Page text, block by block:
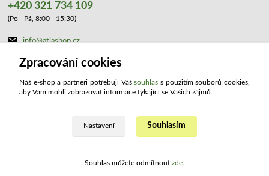
+420 321 734 109
(Po - Pá, 8:00 - 15:30)
info@atlashop.cz
Upravit sběr cookies.
2023 ATLAS drogerie ®. Všechna práva vyhrazena.
Zpracování cookies
Náš e-shop a partneři potřebují Vášsouhlas s použitím souborů cookies,
aby Vám mohli zobrazovat informace týkající se Vašich zájmů.
Nastavení Souhlasím
Souhlas můžete odmítnout zde.